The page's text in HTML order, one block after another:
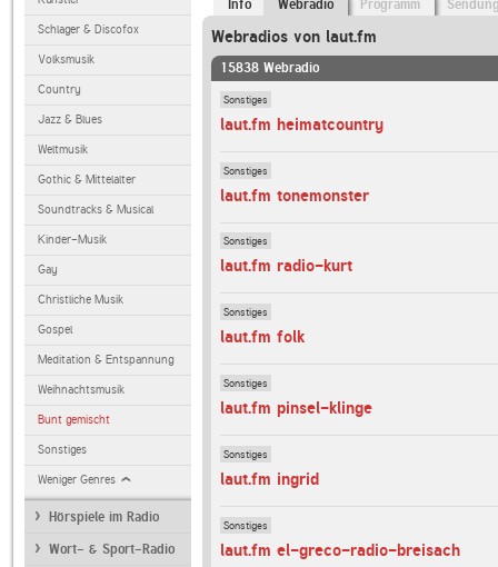
Schlager & Discofox
Volksmusik
Country
Jazz & Blues
Weltmusik
Gothic & Mittelalter
Soundtracks & Musical
Kinder-Musik
Gay
Christliche Musik
Gospel
Meditation & Entspannung
Weihnachtsmusik
Bunt gemischt
Sonstiges
Weniger Genres
Hörspiele im Radio
Wort- & Sport-Radio
Info Webradio Programm
Webradios von laut.fm
15838 Webradio
Sonstiges
laut.fm heimatcountry
Sonstiges
laut.fm tonemonster
Sonstiges
laut.fm radio-kurt
Sonstiges
laut.fm folk
Sonstiges
laut.fm pinsel-klinge
Sonstiges
laut.fm ingrid
Sonstiges
laut.fm el-greco-radio-breisach